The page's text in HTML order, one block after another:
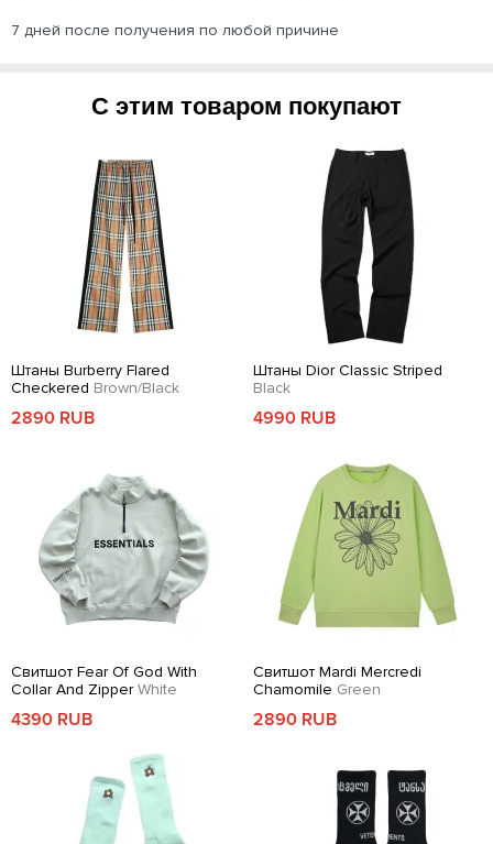
7 дней после получения по любой причине
С этим товаром покупают
Штаны Burberry Flared
Checkered Brown/Black
2890 RUB
Штаны Dior Classic Striped
Black
4990 RUB
Свитшот Fear Of God With
Collar And ZipperWhite
4390 RUB
Свитшот Mardi Mercredi
Chamomile Green
2890 RUB